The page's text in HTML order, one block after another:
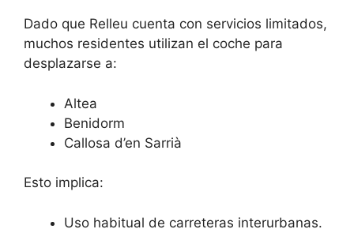
Dado que Relleu cuenta con servicios limitados,
muchos residentes utilizan el coche para
desplazarse a:
Altea
Benidorm
Callosa d’en Sarrià
Esto implica:
Uso habitual de carreteras interurbanas.